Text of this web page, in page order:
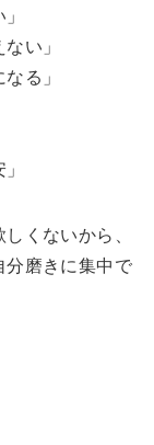
い」
る」
くないから、
磨きに集中で